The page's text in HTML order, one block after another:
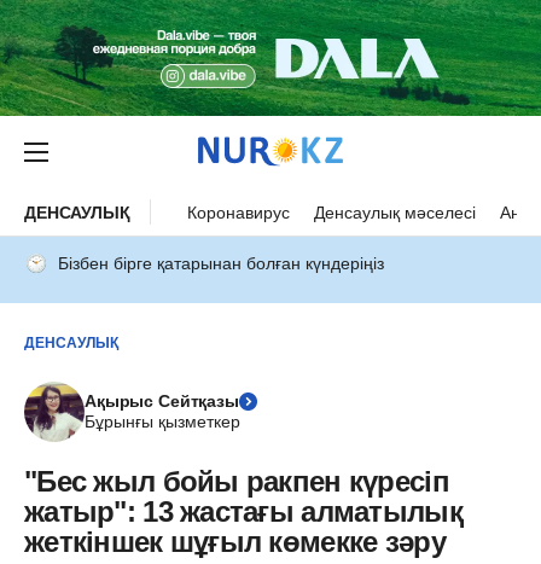
ДЕНСАУЛЫҚ Коронавирус Денсаулық мәселесі Ана
Бізбен бірге қатарынан болған күндеріңіз
ДЕНСАУЛЫҚ
Ақырыс Сейтқазы
Бұрынғы қызметкер
"Бес жыл бойы ракпен күресіп
жатыр": 13 жастағы алматылық
жеткіншек шұғыл көмекке зәру